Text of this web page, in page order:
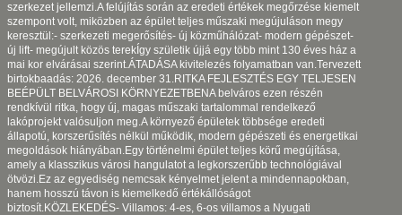
szerkezet jellemzi.A felújítás során az eredeti értékek megőrzése kiemelt
szempont volt, miközben az épület teljes műszaki megújuláson megy
keresztül:- szerkezeti megerősítés- új közműhálózat- modern gépészet-
új lift- megújult közös terekÍgy születik újjá egy több mint 130 éves ház a
mai kor elvárásai szerint.ÁTADÁSA kivitelezés folyamatban van.Tervezett
birtokbaadás: 2026. december 31.RITKA FEJLESZTÉS EGY TELJESEN
BEÉPÜLT BELVÁROSI KÖRNYEZETBENA belváros ezen részén
rendkívül ritka, hogy új, magas műszaki tartalommal rendelkező
lakóprojekt valósuljon meg.A környező épületek többsége eredeti
állapotú, korszerűsítés nélkül működik, modern gépészeti és energetikai
megoldások hiányában.Egy történelmi épület teljes körű megújítása,
amely a klasszikus városi hangulatot a legkorszerűbb technológiával
ötvözi.Ez az egyediség nemcsak kényelmet jelent a mindennapokban,
hanem hosszú távon is kiemelkedő értékállóságot
biztosít.KÖZLEKEDÉS- Villamos: 4-es, 6-os villamos a Nyugati